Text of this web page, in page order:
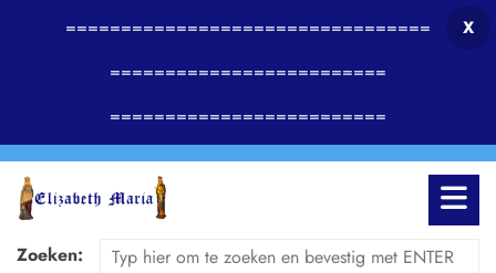
=================================
=========================
=========================
X
Zoeken: